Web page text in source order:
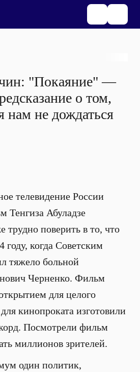
"Покаяние" —
о том,
нам не дождаться
России
Тенгиза Абуладзе
поверить в то, что
году, когда Советским
тяжело больной
Черненко. Фильм
для целого
кинопроката изготовили
Посмотрели фильм
миллионов зрителей.
один политик,